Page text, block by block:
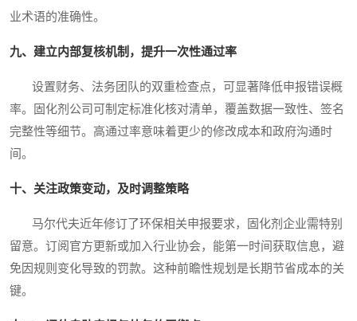
业术语的准确性。
九、建立内部复核机制，提升一次性通过率
设置财务、法务团队的双重检查点，可显著降低申报错误概
率。固化剂公司可制定标准化核对清单，覆盖数据一致性、签名
完整性等细节。高通过率意味着更少的修改成本和政府沟通时
间。
十、关注政策变动，及时调整策略
马尔代夫近年修订了环保相关申报要求，固化剂企业需特别
留意。订阅官方更新或加入行业协会，能第一时间获取信息，避
免因规则变化导致的罚款。这种前瞻性规划是长期节省成本的关
键。